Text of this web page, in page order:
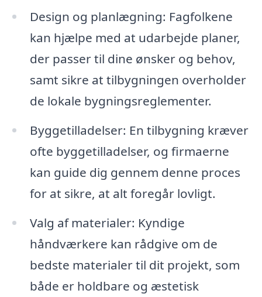
Design og planlægning: Fagfolkene
kan hjælpe med at udarbejde planer,
der passer til dine ønsker og behov,
samt sikre at tilbygningen overholder
de lokale bygningsreglementer.
Byggetilladelser: En tilbygning kræver
ofte byggetilladelser, og firmaerne
kan guide dig gennem denne proces
for at sikre, at alt foregår lovligt.
Valg af materialer: Kyndige
håndværkere kan rådgive om de
bedste materialer til dit projekt, som
både er holdbare og æstetisk